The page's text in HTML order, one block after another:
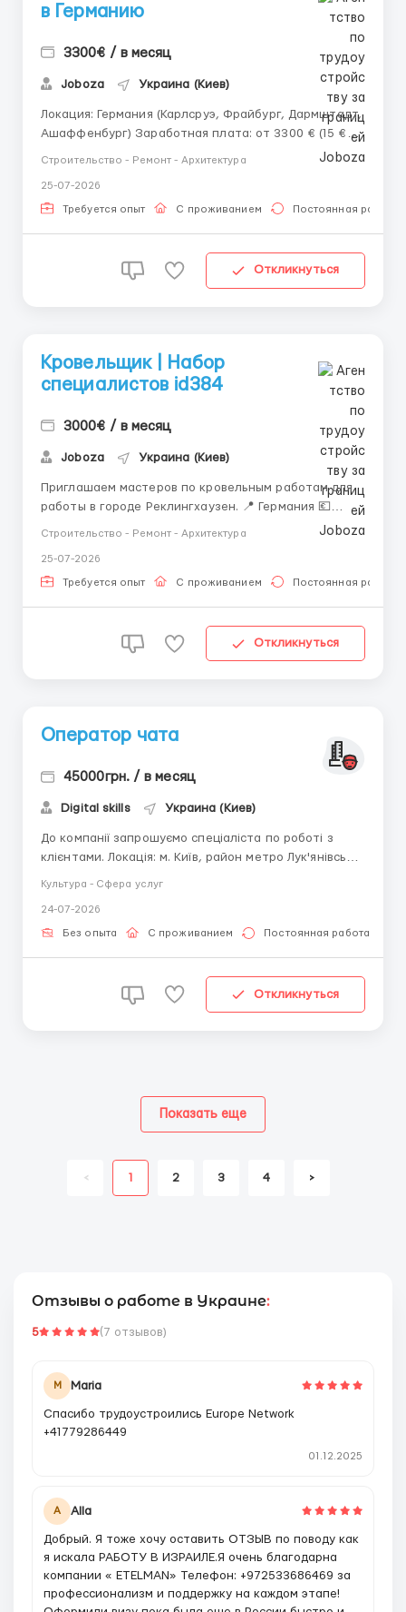
в Германию
3300€ / в месяц
Joboza Украина (Киев)
Локация: Германия (Карлсруэ, Фрайбург, Дармштадт,
Ашаффенбург) Заработная плата: от 3300 € (15 €/
на объектах в Германии. Функционал: Монтаж
металлического профиля и обшивка
Строительство - Ремонт - Архитектура
25-07-2026
Требуется опыт С проживанием Постоянная работа
Откликнуться
Кровельщик | Набор
специалистов id384
3000€ / в месяц
Joboza Украина (Киев)
Приглашаем мастеров по кровельным работам для
работы в городе Реклингхаузен. 📍 Германия 💶
Оплата — 12,5 €/час 🕒 До 240 рабочих часов в
транспорт 🛠️ Инструмент предоставляет
работодатель 💵 Возможен аванс Основные
Строительство - Ремонт - Архитектура
25-07-2026
Требуется опыт С проживанием Постоянная работа
Откликнуться
Оператор чата
45000грн. / в месяц
Digital skills Украина (Киев)
До компанії запрошуємо спеціаліста по роботі з
клієнтами. Локація: м. Київ, район метро Лук'янівська.
компанії; обробка вхідних звернень; внесення
інформації до внутрішньої системи. ...
Культура - Сфера услуг
24-07-2026
Без опыта С проживанием Постоянная работа
Откликнуться
< 1 2 3 4 >
Показать еще
Отзывы о работе в Украине:
5 (7 отзывов)
M Maria
Спасибо трудоустроились Europe Network
+41779286449
01.12.2025
A Alla
Добрый. Я тоже хочу оставить ОТЗЫВ по поводу как
я искала РАБОТУ В ИЗРАИЛЕ.Я очень благодарна
компании « ETELMAN» Телефон: +972533686469 за
профессионализм и поддержку на каждом этапе!